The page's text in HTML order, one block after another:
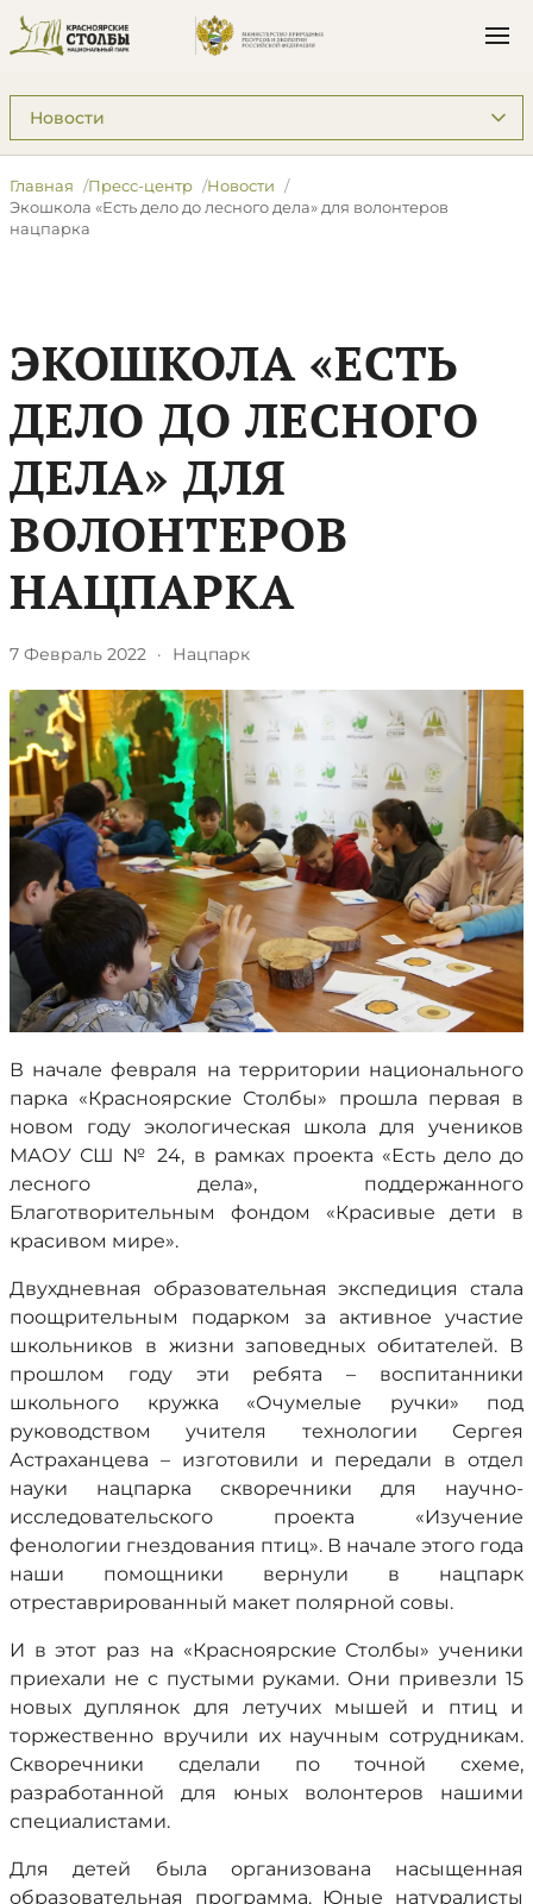
Подразделы: Пресс-центр
Главная Пресс-центр
Новости
Экошкола «Есть дело до лесного дела» для волонтеров
нацпарка
ЭКОШКОЛА «ЕСТЬ
ДЕЛО ДО ЛЕСНОГО
ДЕЛА» ДЛЯ
ВОЛОНТЕРОВ
НАЦПАРКА
7 Февраль 2022 · Нацпарк
В начале февраля на территории национального
парка «Красноярские Столбы» прошла первая в
новом году экологическая школа для учеников
МАОУ СШ № 24, в рамках проекта «Есть дело до
лесного дела», поддержанного
Благотворительным фондом «Красивые дети в
красивом мире».
Двухдневная образовательная экспедиция стала
поощрительным подарком за активное участие
школьников в жизни заповедных обитателей. В
прошлом году эти ребята – воспитанники
школьного кружка «Очумелые ручки» под
руководством учителя технологии Сергея
Астраханцева – изготовили и передали в отдел
науки нацпарка скворечники для научно-
исследовательского проекта «Изучение
фенологии гнездования птиц». В начале этого года
наши помощники вернули в нацпарк
отреставрированный макет полярной совы.
И в этот раз на «Красноярские Столбы» ученики
приехали не с пустыми руками. Они привезли 15
новых дуплянок для летучих мышей и птиц и
торжественно вручили их научным сотрудникам.
Скворечники сделали по точной схеме,
разработанной для юных волонтеров нашими
специалистами.
Для детей была организована насыщенная
образовательная программа. Юные натуралисты